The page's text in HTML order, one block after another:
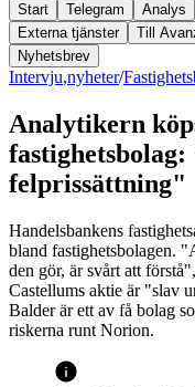
Start Telegram Analys
Externa tjänster
Till
Nyhetsbrev
Intervju,nyheter/
Analytikern
felprissättning"
Handelsbankens
bland fastighetsbolagen.
den gör, är svårt att
Castellums aktie är "slav
Balder är ett av få bolag
riskerna runt Norion.